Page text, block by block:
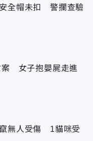
全帽未扣 警攔查驗
案 女子抱嬰屍走進
無人受傷 1貓咪受